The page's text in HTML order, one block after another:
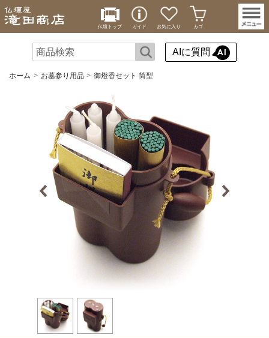
仏壇トップ ガイド お気に入り カゴ
AIに質問
ホーム お墓参り用品 御燈香セット 筒型